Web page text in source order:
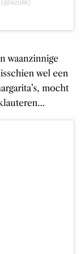
waanzinnige
wel een
mocht